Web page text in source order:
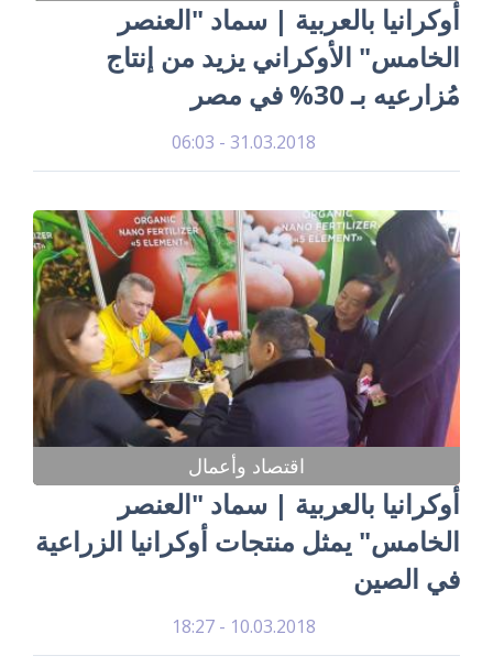
أوكرانيا بالعربية | سماد "العنصر
الخامس" الأوكراني يزيد من إنتاج
مُزارعيه بـ 30% في مصر
31.03.2018 - 06:03
اقتصاد وأعمال
أوكرانيا بالعربية | سماد "العنصر
الخامس" يمثل منتجات أوكرانيا الزراعية
في الصين
10.03.2018 - 18:27